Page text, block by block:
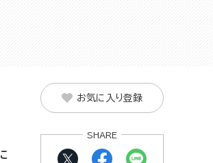
お気に入り登録
SHARE